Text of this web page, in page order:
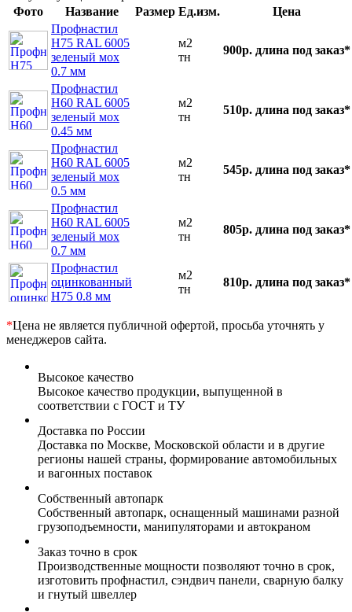
Фото
Название Размер Ед.изм.
Цена
Профнастил
Н75 RAL 6005
зеленый мох
0.7 мм
м2
тн
900р. длина под заказ*
Профнастил
Н60 RAL 6005
зеленый мох
0.45 мм
м2
тн
510р. длина под заказ*
Профнастил
Н60 RAL 6005
зеленый мох
0.5 мм
м2
тн
545р. длина под заказ*
Профнастил
Н60 RAL 6005
зеленый мох
0.7 мм
м2
тн
805р. длина под заказ*
Профнастил
оцинкованный
Н75 0.8 мм
м2
тн
810р. длина под заказ*
*Цена не является публичной офертой, просьба уточнять у
менеджеров сайта.
Высокое качество
Высокое качество продукции, выпущенной в
соответствии с ГОСТ и ТУ
Доставка по России
Доставка по Москве, Московской области и в другие
регионы нашей страны, формирование автомобильных
и вагонных поставок
Собственный автопарк
Собственный автопарк, оснащенный машинами разной
грузоподъемности, манипуляторами и автокраном
Заказ точно в срок
Производственные мощности позволяют точно в срок,
изготовить профнастил, сэндвич панели, сварную балку
и гнутый швеллер